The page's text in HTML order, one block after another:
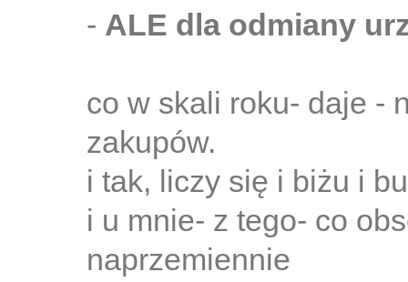
- ALE dla odmiany
co w skali roku- daje -
zakupów.
i tak, liczy się i biżu i
i u mnie- z tego- co
naprzemiennie